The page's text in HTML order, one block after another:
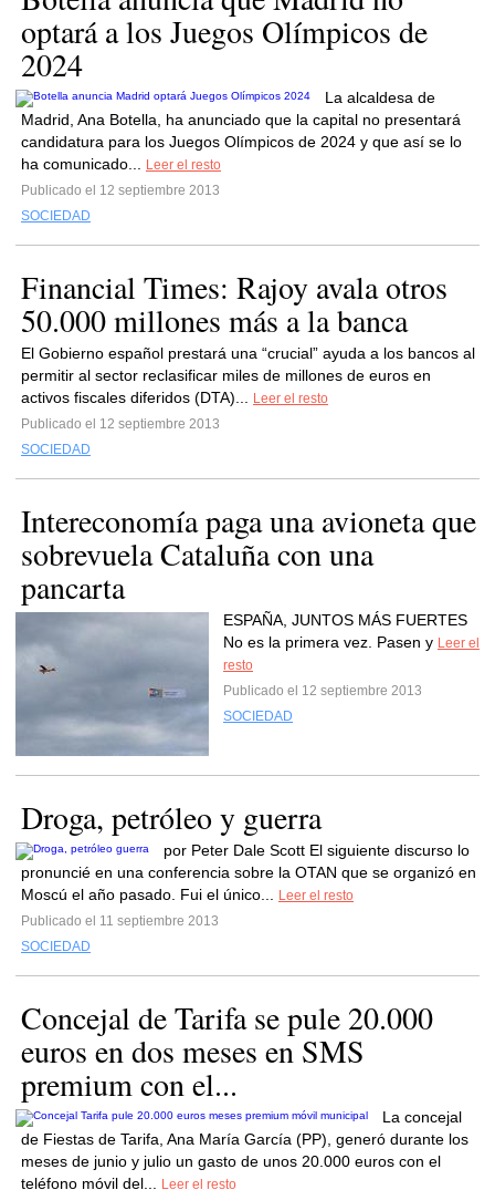
optará a los Juegos Olímpicos de
2024
La alcaldesa de
Madrid, Ana Botella, ha anunciado que la capital no presentará
candidatura para los Juegos Olímpicos de 2024 y que así se lo
ha comunicado...
Leer el resto
Publicado el 12 septiembre 2013
SOCIEDAD
Financial Times: Rajoy avala otros
50.000 millones más a la banca
El Gobierno español prestará una “crucial” ayuda a los bancos al
permitir al sector reclasificar miles de millones de euros en
activos fiscales diferidos (DTA)...
Leer el resto
Publicado el 12 septiembre 2013
SOCIEDAD
Intereconomía paga una avioneta que
sobrevuela Cataluña con una
pancarta
ESPAÑA, JUNTOS MÁS FUERTES
No es la primera vez. Pasen y Leer el
resto
Publicado el 12 septiembre 2013
SOCIEDAD
Droga, petróleo y guerra
por Peter Dale Scott El siguiente discurso lo
pronuncié en una conferencia sobre la OTAN que se organizó en
Moscú el año pasado. Fui el único...
Leer el resto
Publicado el 11 septiembre 2013
SOCIEDAD
Concejal de Tarifa se pule 20.000
euros en dos meses en SMS
premium con el...
La concejal
de Fiestas de Tarifa, Ana María García (PP), generó durante los
meses de junio y julio un gasto de unos 20.000 euros con el
teléfono móvil del...
Leer el resto